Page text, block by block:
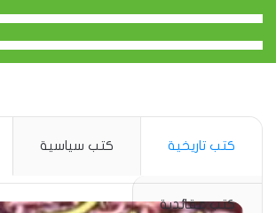
كتب تاريخية كتب سياسية
كتب عقائدية